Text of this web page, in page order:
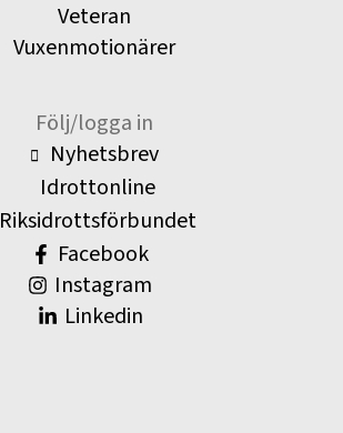
Veteran
Vuxenmotionärer
Följ/logga in
Nyhetsbrev
Idrottonline
Riksidrottsförbundet
Facebook
Instagram
Linkedin